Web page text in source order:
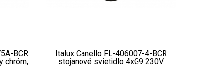
BCR
chróm,
Italux Canello FL-406007-4-BCR
stojanové svietidlo 4xG9 230V